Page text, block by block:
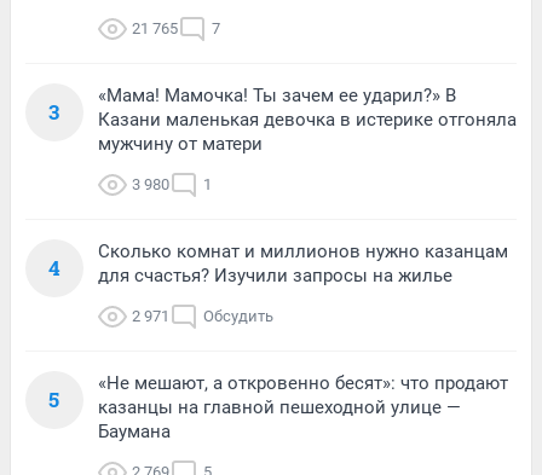
21 765 7
3
«Мама! Мамочка! Ты зачем ее ударил?» В
Казани маленькая девочка в истерике отгоняла
мужчину от матери
3 980 1
4
Сколько комнат и миллионов нужно казанцам
для счастья? Изучили запросы на жилье
2 971 Обсудить
5
«Не мешают, а откровенно бесят»: что продают
казанцы на главной пешеходной улице —
Баумана